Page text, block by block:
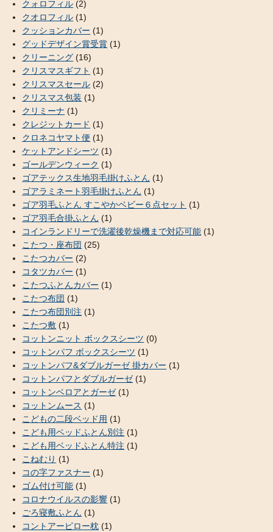
クォロフィル (2)
クオロフィル (1)
クッションカバー (1)
グッドデザイン賞受賞 (1)
クリーニング (16)
クリスマスギフト (1)
クリスマスセール (2)
クリスマス包装 (1)
クリミーナ (1)
クレジットカード (1)
クロネコヤマト便 (1)
ケットアンドシーツ (1)
ゴールデンウィーク (1)
ゴアテックス生地羽毛掛けふとん (1)
ゴアラミネート羽毛掛けふとん (1)
ゴア羽毛ふとん すこやかベビー６点セット (1)
ゴア羽毛合掛ふとん (1)
コインランドリーで洗濯後乾燥機まで対応可能 (1)
こたつ・座布団 (25)
こたつカバー (2)
コタツカバー (1)
こたつふとんカバー (1)
こたつ布団 (1)
こたつ布団別注 (1)
こたつ敷 (1)
コットンニット ボックスシーツ (0)
コットンパフ ボックスシーツ (1)
コットンパフ&ダブルガーゼ 掛カバー (1)
コットンパフとダブルガーゼ(1)
コットンベロアとガーゼ(1)
コットンムース (1)
こどもの二段ベッド用 (1)
こども用ベッドふとん別注 (1)
こども用ベッドふとん特注 (1)
こねむり (1)
コの字ファスナー (1)
ゴム付け可能 (1)
コロナウイルスの影響 (1)
ごろ寝敷ふとん (1)
コントアーピロー枕 (1)